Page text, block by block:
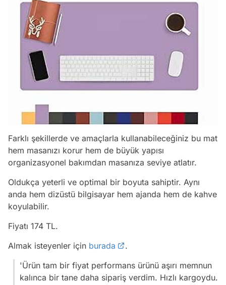
Farklı şekillerde ve amaçlarla kullanabileceğiniz bu mat
hem masanızı korur hem de büyük yapısı
organizasyonel bakımdan masanıza seviye atlatır.
Oldukça yeterli ve optimal bir boyuta sahiptir. Aynı
anda hem dizüstü bilgisayar hem ajanda hem de kahve
koyulabilir.
Fiyatı 174 TL.
Almak isteyenler için burada
.
'Ürün tam bir fiyat performans ürünü aşırı memnun
kalınca bir tane daha sipariş verdim. Hızlı kargoydu.
Video